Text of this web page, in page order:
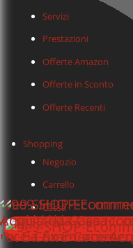
Servizi
Prestazioni
Offerte Amazon
Offerte in Sconto
Offerte Recenti
Shopping
Negozio
Carrello
Cassa
Termini e Condizioni